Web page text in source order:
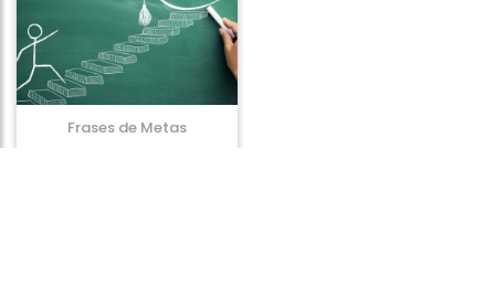
Frases de Metas